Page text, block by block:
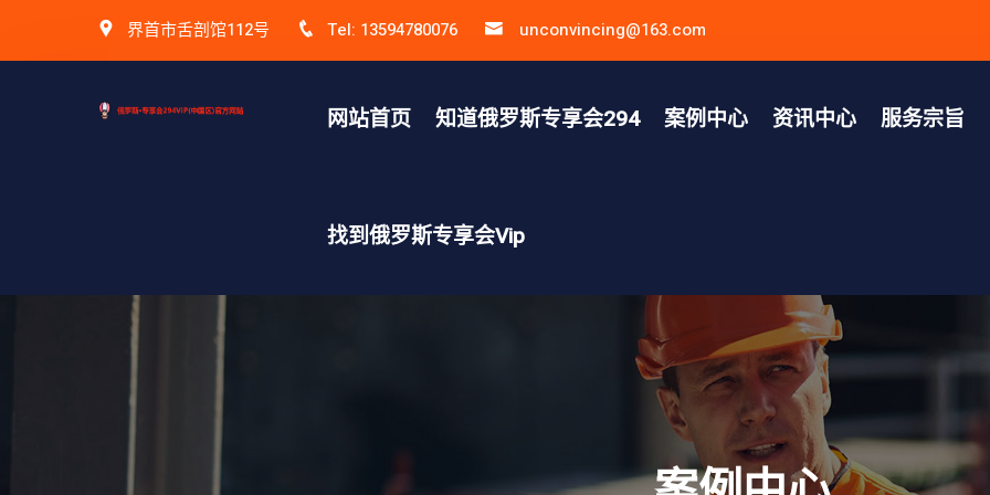
界首市舌剖馆112号 Tel: 13594780076 unconvincing@163.com
网站首页 知道俄罗斯专享会294 案例中心 资讯中心 服务宗旨
找到俄罗斯专享会vip